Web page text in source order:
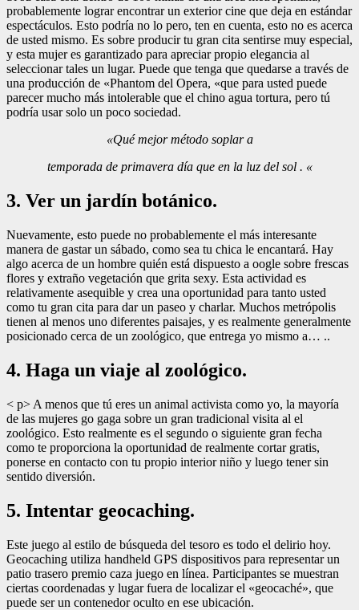
probablemente lograr encontrar un exterior cine que deja en estándar
espectáculos. Esto podría no lo pero, ten en cuenta, esto no es acerca
de usted mismo. Es sobre producir tu gran cita sentirse muy especial,
y esta mujer es garantizado para apreciar propio elegancia al
seleccionar tales un lugar. Puede que tenga que quedarse a través de
una producción de «Phantom del Opera, «que para usted puede
parecer mucho más intolerable que el chino agua tortura, pero tú
podría usar solo un poco sociedad.
«Qué mejor método soplar a
temporada de primavera día que en la luz del sol . «
3. Ver un jardín botánico.
Nuevamente, esto puede no probablemente el más interesante
manera de gastar un sábado, como sea tu chica le encantará. Hay
algo acerca de un hombre quién está dispuesto a oogle sobre frescas
flores y extraño vegetación que grita sexy. Esta actividad es
relativamente asequible y crea una oportunidad para tanto usted
como tu gran cita para dar un paseo y charlar. Muchos metrópolis
tienen al menos uno diferentes paisajes, y es realmente generalmente
posicionado cerca de un zoológico, que entrega yo mismo a… ..
4. Haga un viaje al zoológico.
< p> A menos que tú eres un animal activista como yo, la mayoría
de las mujeres go gaga sobre un gran tradicional visita al el
zoológico. Esto realmente es el segundo o siguiente gran fecha
como te proporciona la oportunidad de realmente cortar gratis,
ponerse en contacto con tu propio interior niño y luego tener sin
sentido diversión.
5. Intentar geocaching.
Este juego al estilo de búsqueda del tesoro es todo el delirio hoy.
Geocaching utiliza handheld GPS dispositivos para representar un
patio trasero premio caza juego en línea. Participantes se muestran
ciertas coordenadas y lugar fuera de localizar el «geocaché», que
puede ser un contenedor oculto en ese ubicación.